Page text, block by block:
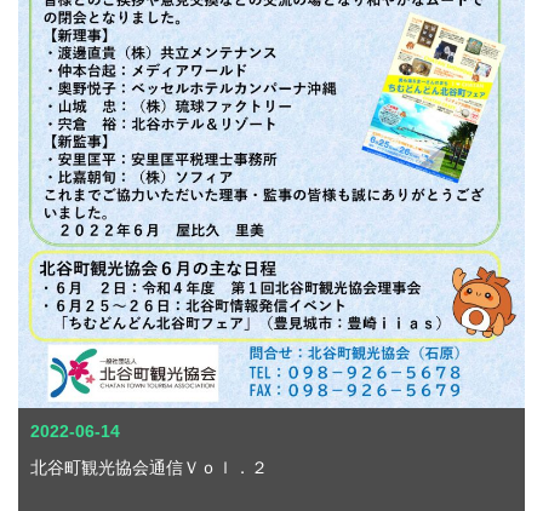
2022-06-14
北谷町観光協会通信Ｖｏｌ．２